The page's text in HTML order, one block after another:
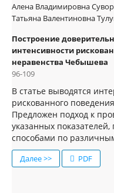
Алена Владимировна
Татьяна Валентиновна
Построение
интенсивности
неравенства Чебышева
96-109
В статье выводятся
рискованного
Предложен подход к
указанных
способами по
Далее >> PDF